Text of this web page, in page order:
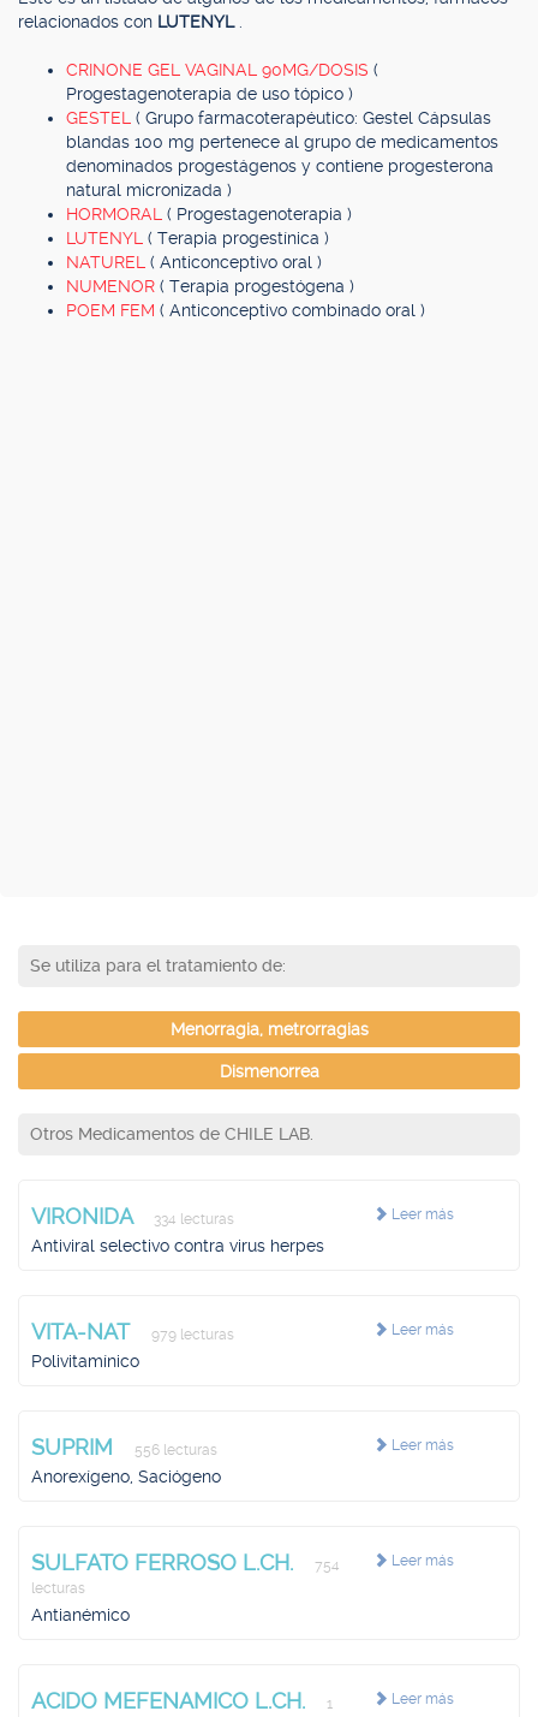
relacionados con LUTENYL
CRINONE GEL VAGINAL 90MG/DOSIS (
Progestagenoterapia de uso tópico )
GESTEL ( Grupo farmacoterapéutico: Gestel Cápsulas
blandas 100 mg pertenece al grupo de medicamentos
denominados progestágenos y contiene progesterona
natural micronizada )
HORMORAL ( Progestagenoterapia )
LUTENYL ( Terapia progestínica )
NATUREL ( Anticonceptivo oral )
NUMENOR ( Terapia progestógena )
POEM FEM ( Anticonceptivo combinado oral )
Se utiliza para el tratamiento de:
Menorragia, metrorragias
Dismenorrea
Otros Medicamentos de CHILE LAB.
Leer más
VIRONIDA 334 lecturas
Antiviral selectivo contra virus herpes
Leer más
VITA-NAT 979 lecturas
Polivitamínico
Leer más
SUPRIM 556 lecturas
Anorexígeno, Saciógeno
Leer más
SULFATO FERROSO L.CH.
754
lecturas
Antianémico
Leer más
ACIDO MEFENAMICO L.CH.
1